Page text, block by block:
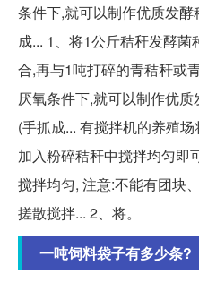
条件下,就可以制作优质发
成... 1、将1公斤秸秆发酵
合,再与1吨打碎的青秸秆或
厌氧条件下,就可以制作优
(手抓成... 有搅拌机的养殖
加入粉碎秸秆中搅拌均匀即
搅拌均匀, 注意:不能有团块
搓散搅拌... 2、将。
一吨饲料袋子有多少条?